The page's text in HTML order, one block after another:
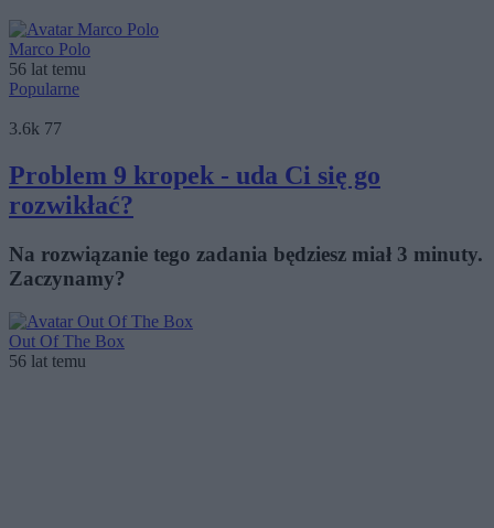
Marco Polo
56 lat temu
Popularne
3.6k 77
Problem 9 kropek - uda Ci się go
rozwikłać?
Na rozwiązanie tego zadania będziesz miał 3 minuty.
Zaczynamy?
Out Of The Box
56 lat temu